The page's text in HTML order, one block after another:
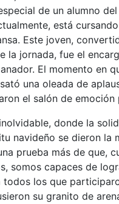
de un alumno
está
Este joven,
la jornada, fue el
El momento en
una oleada de
el salón de emoción
donde la
navideño se dieron la
prueba más de que,
somos capaces de
todos los que
su granito de